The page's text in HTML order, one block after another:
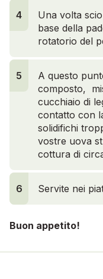
4
Una volta
base della
rotatorio del
5
A questo
composto,
cucchiaio di
contatto con
solidifichi
vostre uova
cottura di
6 Servite nei
Buon appetito!